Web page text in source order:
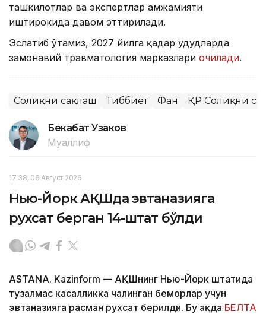
ташкилотлар ва экспертлар ҳамжамияти
иштирокида давом эттирилади.
Эслатиб ўтамиз, 2027 йилга қадар ҳудудларда
замонавий травматология марказлари очилади.
Соғлиқни сақлаш Тиббиёт Фан ҚР Соғлиқни
Бекабат Узаков
Муаллиф
17:38, 06 Август 2026
Нью-Йорк АҚШда эвтаназияга
рухсат берган 14-штат бўлди
ASTANA. Kazinform — АҚШнинг Нью-Йорк штатида
тузалмас касалликка чалинган беморлар учун
эвтаназияга расман рухсат берилди. Бу ҳақда БЕЛТА